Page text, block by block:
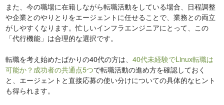
また、今の職場に在籍しながら転職活動をしている場合、日程調整
や企業とのやりとりをエージェントに任せることで、業務との両立
がしやすくなります。忙しいインフラエンジニアにとって、この
「代行機能」は合理的な選択です。
転職を考え始めたばかりの40代の方は、40代未経験でLinux転職は
可能か？成功者の共通点5つで転職活動の進め方を確認しておく
と、エージェントと直接応募の使い分けについての具体的なヒント
も得られます。